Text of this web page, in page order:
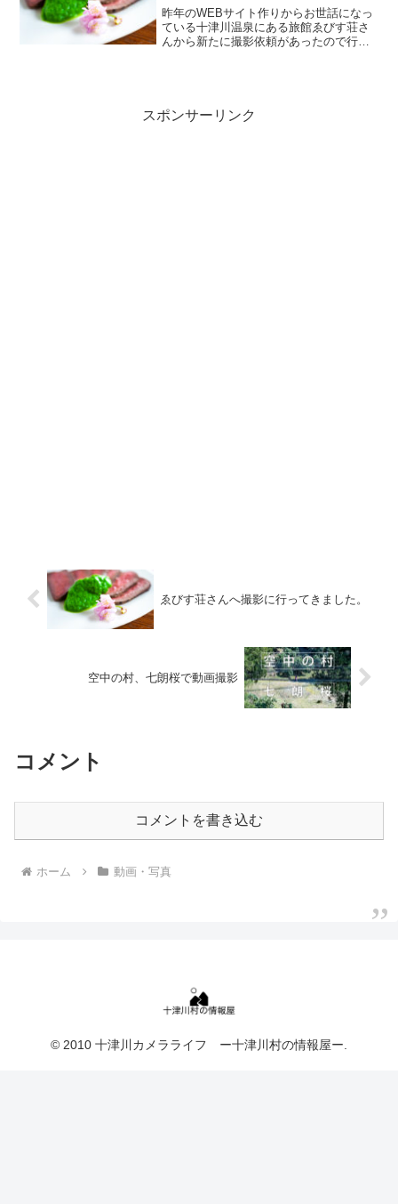
昨年のWEBサイト作りからお世話になっ
ている十津川温泉にある旅館ゑびす荘さ
んから新たに撮影依頼があったので行っ
スポンサーリンク
ゑびす荘さんへ撮影に行ってきました。
空中の村、七朗桜で動画撮影
コメント
コメントを書き込む
ホーム 動画・写真
© 2010 十津川カメラライフ ー十津川村の情報屋ー.